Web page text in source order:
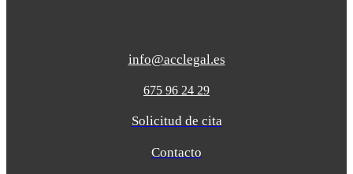
info@acclegal.es
675 96 24 29
Solicitud de cita
Contacto